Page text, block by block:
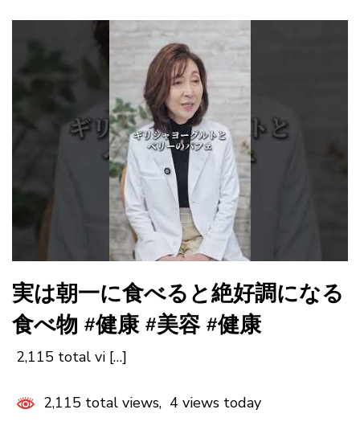
実は朝一に食べると絶好調になる
食べ物 #健康 #美容 #健康
2,115 total vi […]
2,115 total views, 4 views today